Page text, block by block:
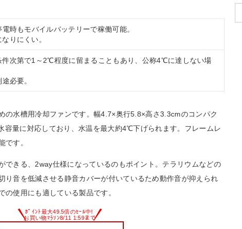
電時もモバイルバッテリーで稼働可能。
りにくい。
件次第で1～2℃程度に留まることもあり、公称4℃に達しない場
必要。
の水槽用冷却ファンです。幅4.7×奥行5.8×高さ3.3cmのコンパク
容量に対応しており、水温を最大約4℃下げられます。フレームレ
です。
できる、2way仕様になっているのもポイント。テラリウムなどの
り音を低減させる静音カバーが付いているため動作音が抑えられ
使用にも適している製品です。